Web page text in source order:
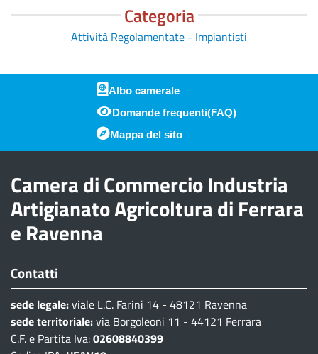
Categoria
Attività Regolamentate - Impiantisti
Piè di pagina
Albo camerale
Domande frequenti(FAQ)
Mappa del sito
Camera di Commercio Industria
Artigianato Agricoltura di Ferrara
e Ravenna
Contatti
sede legale:viale L.C. Farini 14 - 48121 Ravenna
sede territoriale:via Borgoleoni 11 - 44121 Ferrara
C.F. e Partita Iva:02608840399